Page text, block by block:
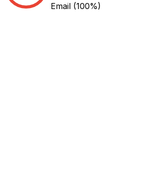
Email (100%)